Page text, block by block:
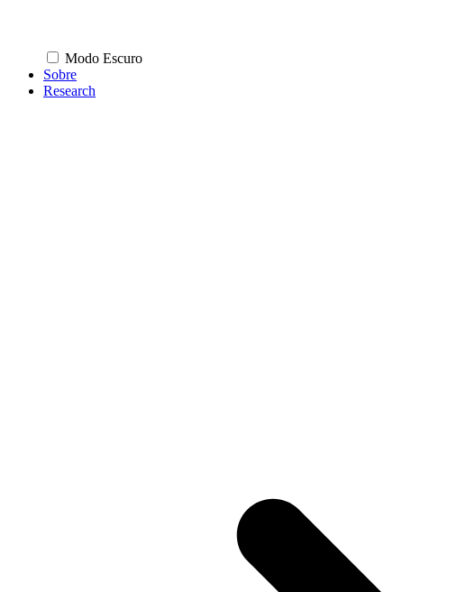
Modo Escuro
Sobre
Research